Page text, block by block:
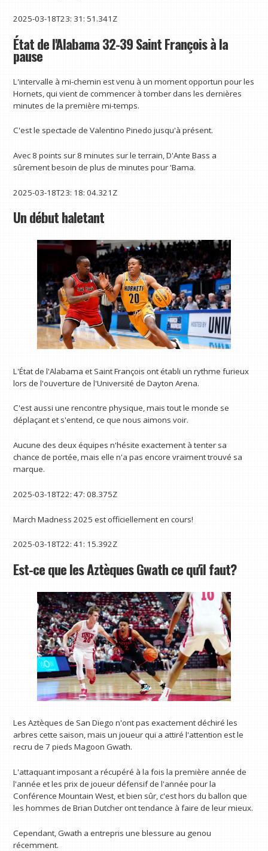
2025-03-18T23: 31: 51.341Z
État de l'Alabama 32-39 Saint François à la
pause
L'intervalle à mi-chemin est venu à un moment opportun pour les
Hornets, qui vient de commencer à tomber dans les dernières
minutes de la première mi-temps.
C'est le spectacle de Valentino Pinedo jusqu'à présent.
Avec 8 points sur 8 minutes sur le terrain, D'Ante Bass a
sûrement besoin de plus de minutes pour 'Bama.
2025-03-18T23: 18: 04.321Z
Un début haletant
L'État de l'Alabama et Saint François ont établi un rythme furieux
lors de l'ouverture de l'Université de Dayton Arena.
C'est aussi une rencontre physique, mais tout le monde se
déplaçant et s'entend, ce que nous aimons voir.
Aucune des deux équipes n'hésite exactement à tenter sa
chance de portée, mais elle n'a pas encore vraiment trouvé sa
marque.
2025-03-18T22: 47: 08.375Z
March Madness 2025 est officiellement en cours!
2025-03-18T22: 41: 15.392Z
Est-ce que les Aztèques Gwath ce qu'il faut?
Les Aztèques de San Diego n'ont pas exactement déchiré les
arbres cette saison, mais un joueur qui a attiré l'attention est le
recru de 7 pieds Magoon Gwath.
L'attaquant imposant a récupéré à la fois la première année de
l'année et les prix de joueur défensif de l'année pour la
Conférence Mountain West, et bien sûr, c'est hors du ballon que
les hommes de Brian Dutcher ont tendance à faire de leur mieux.
Cependant, Gwath a entrepris une blessure au genou
récemment.